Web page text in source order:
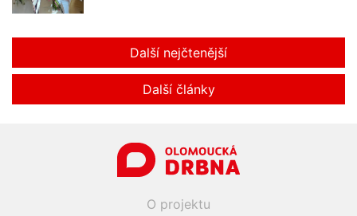
Další nejčtenější
Další články
O projektu